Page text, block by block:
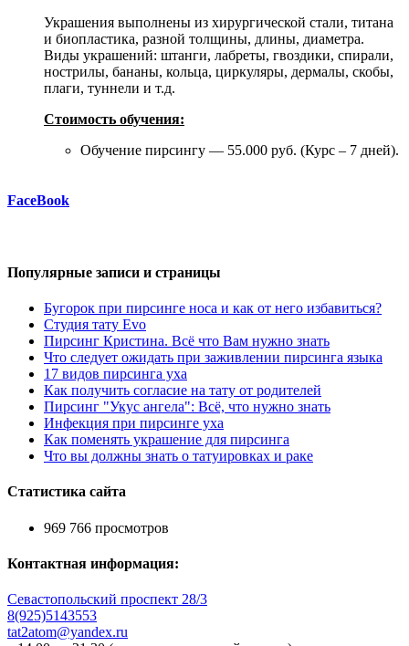
Украшения выполнены из хирургической стали, титана
и биопластика, разной толщины, длины, диаметра.
Виды украшений: штанги, лабреты, гвоздики, спирали,
нострилы, бананы, кольца, циркуляры, дермалы, скобы,
плаги, туннели и т.д.
Стоимость обучения:
Обучение пирсингу — 55.000 руб. (Курс – 7 дней).
FaceBook
Популярные записи и страницы
Бугорок при пирсинге носа и как от него избавиться?
Студия тату Evo
Пирсинг Кристина. Всё что Вам нужно знать
Что следует ожидать при заживлении пирсинга языка
17 видов пирсинга уха
Как получить согласие на тату от родителей
Пирсинг "Укус ангела": Всё, что нужно знать
Инфекция при пирсинге уха
Как поменять украшение для пирсинга
Что вы должны знать о татуировках и раке
Статистика сайта
969 766 просмотров
Контактная информация:
Севастопольский проспект 28/3
8(925)5143553
tat2atom@yandex.ru